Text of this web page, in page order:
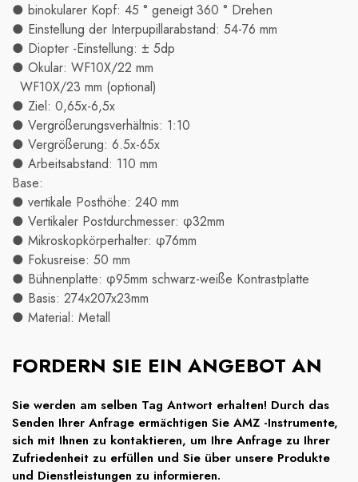
● binokularer Kopf: 45 ° geneigt 360 ° Drehen
● Einstellung der Interpupillarabstand: 54-76 mm
● Diopter -Einstellung: ± 5dp
● Okular: WF10X/22 mm
WF10X/23 mm (optional)
● Ziel: 0,65x-6,5x
● Vergrößerungsverhältnis: 1:10
● Vergrößerung: 6.5x-65x
● Arbeitsabstand: 110 mm
Base:
● vertikale Posthöhe: 240 mm
● Vertikaler Postdurchmesser: φ32mm
● Mikroskopkörperhalter: φ76mm
● Fokusreise: 50 mm
● Bühnenplatte: φ95mm schwarz-weiße Kontrastplatte
● Basis: 274x207x23mm
● Material: Metall
FORDERN SIE EIN ANGEBOT AN
Sie werden am selben Tag Antwort erhalten! Durch das
Senden Ihrer Anfrage ermächtigen Sie AMZ -Instrumente,
sich mit Ihnen zu kontaktieren, um Ihre Anfrage zu Ihrer
Zufriedenheit zu erfüllen und Sie über unsere Produkte
und Dienstleistungen zu informieren.